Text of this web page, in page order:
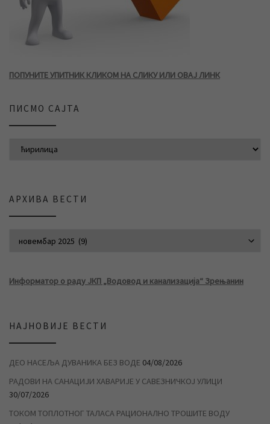
ПОПУНИТЕ УПИТНИК КЛИКОМ НА СЛИКУ ИЛИ ОВАЈ ЛИНК
ПИСМО САЈТА
АРХИВА ВЕСТИ
Информатор о раду ЈКП „Водовод и канализација“ Зрењанин
НАЈНОВИЈЕ ВЕСТИ
ДЕО НАСЕЉА ДУВАНИКА БЕЗ ВОДЕ 04/08/2026
РАДОВИ НА САНАЦИЈИ ХАВАРИЈЕ У САВЕЗНИЧКОЈ УЛИЦИ
30/07/2026
ТОКОМ ТОПЛОТНОГ ТАЛАСА РАЦИОНАЛНО ТРОШИТЕ ВОДУ